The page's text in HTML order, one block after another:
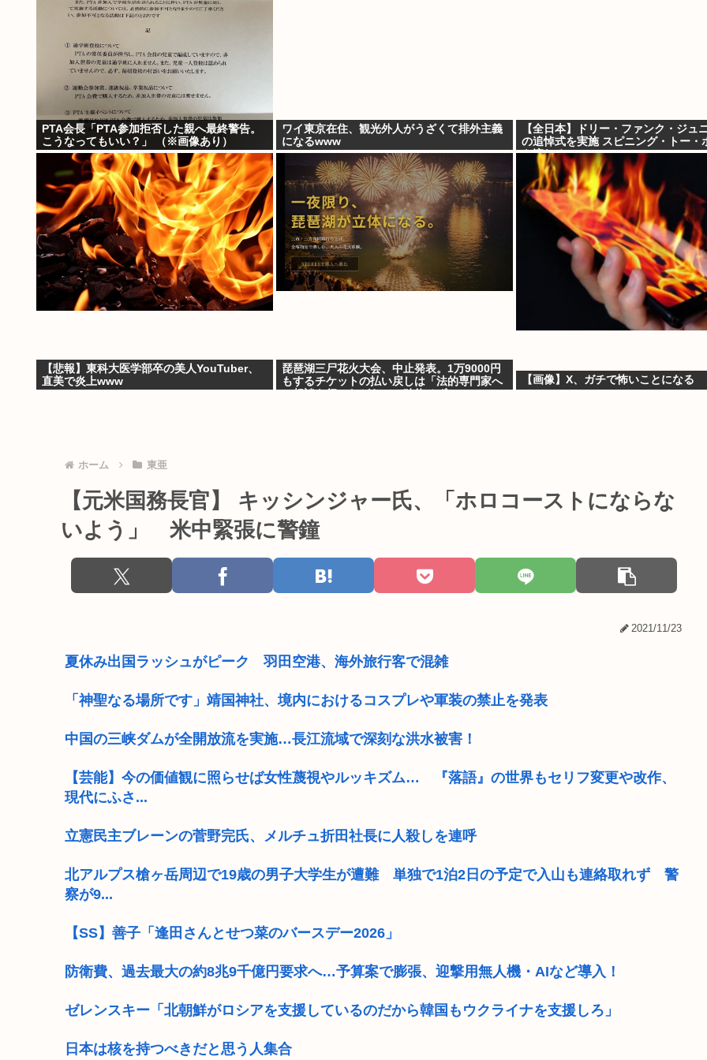
PTA会長「PTA参加拒否した親へ最終警告。
こうなってもいい？」 （※画像あり）
ワイ東京在住、観光外人がうざくて排外主義
になるwww
【全日本】ドリー・ファンク・ジュ
の追悼式を実施 スピニング・トー・
も流れる
【悲報】東科大医学部卒の美人YouTuber、
直美で炎上www
琵琶湖三尸花火大会、中止発表。1万9000円
もするチケットの払い戻しは「法的専門家へ
【画像】X、ガチで怖いことになる
ホーム 東亜
【元米国務長官】 キッシンジャー氏、「ホロコーストにならな
いよう」 米中緊張に警鐘
2021/11/23
夏休み出国ラッシュがピーク 羽田空港、海外旅行客で混雑
「神聖なる場所です」靖国神社、境内におけるコスプレや軍装の禁止を発表
中国の三峡ダムが全開放流を実施…長江流域で深刻な洪水被害！
【芸能】今の価値観に照らせば女性蔑視やルッキズム… 『落語』の世界もセリフ変更や改作、
現代にふさ...
立憲民主ブレーンの菅野完氏、メルチュ折田社長に人殺しを連呼
北アルプス槍ヶ岳周辺で19歳の男子大学生が遭難 単独で1泊2日の予定で入山も連絡取れず 警
察が9...
【SS】善子「逢田さんとせつ菜のバースデー2026」
防衛費、過去最大の約8兆9千億円要求へ…予算案で膨張、迎撃用無人機・AIなど導入！
ゼレンスキー「北朝鮮がロシアを支援しているのだから韓国もウクライナを支援しろ」
日本は核を持つべきだと思う人集合